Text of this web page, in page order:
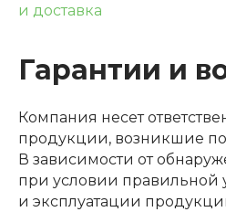
и доставка
Гарантии и
Компания несет
продукции, возникшие
В зависимости от
при условии правильной
и эксплуатации